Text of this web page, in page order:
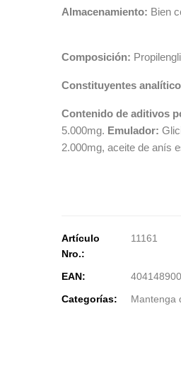
Almacenamiento: Bien
Composición:
Constituyentes
Contenido de aditivos
5.000mg. Emulador:
2.000mg, aceite de anís
Artículo
Nro.:
11161
EAN:
Categorías:
Mantenga